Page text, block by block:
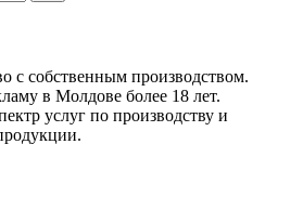
с собственным производством.
в Молдове более 18 лет.
услуг по производству и